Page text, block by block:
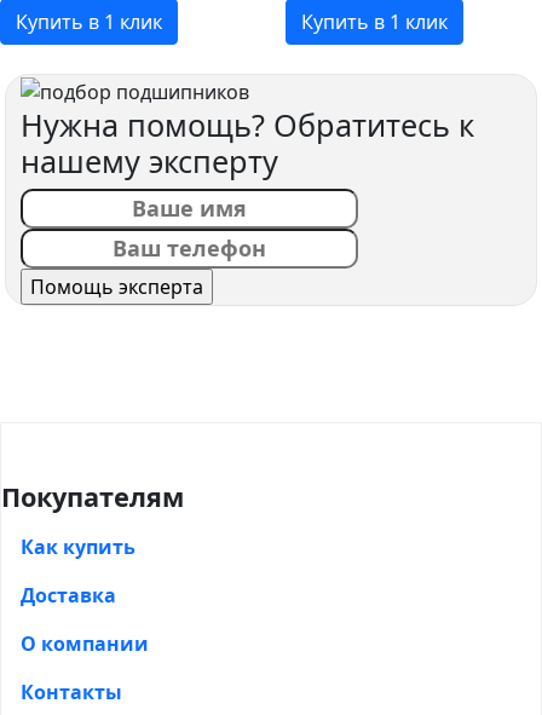
Купить в 1 клик Купить в 1 клик
Нужна помощь? Обратитесь к
нашему эксперту
Покупателям
Как купить
Доставка
О компании
Контакты